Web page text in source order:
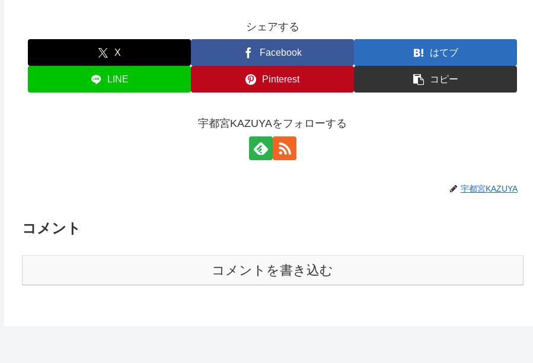
シェアする
X Facebook はてブ
LINE Pinterest コピー
宇都宮KAZUYAをフォローする
宇都宮KAZUYA
コメント
コメントを書き込む